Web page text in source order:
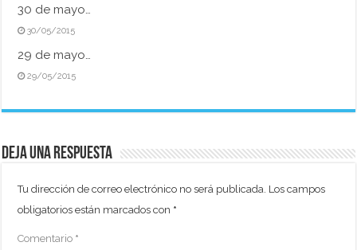
30 de mayo…
30/05/2015
29 de mayo…
29/05/2015
Deja una respuesta
Tu dirección de correo electrónico no será publicada. Los campos
obligatorios están marcados con *
Comentario *